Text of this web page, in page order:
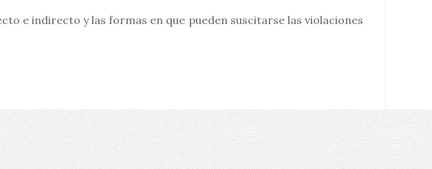
e indirecto y las formas en que pueden suscitarse las violaciones